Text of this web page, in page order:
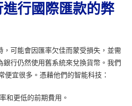
行國際匯款的弊
，可能會因匯率欠佳而蒙受損失，並需
行仍然使用舊系統來兌換貨幣。我們
便宜很多。憑藉他們的智能科技：
和更低的前期費用。